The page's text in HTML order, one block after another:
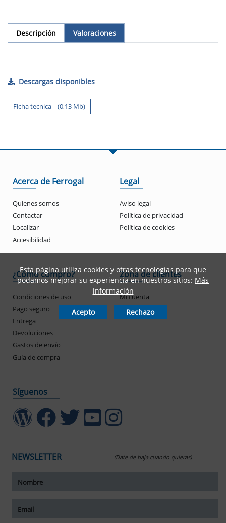
Descripción Valoraciones
Descargas disponibles
Ficha tecnica (0,13 Mb)
Acerca de Ferrogal
Quienes somos
Contactar
Localizar
Accesibilidad
Legal
Aviso legal
Política de privacidad
Política de cookies
¿Cómo compro?
Condiciones de uso
Pago seguro
Entrega
Devoluciones
Gastos de envío
Guía de compra
Zona de clientes
Mi cuenta
Mis pedidos
Síguenos
NEWSLETTER (Date de baja cuando quieras)
Esta página utiliza cookies y otras tecnologías para que
podamos mejorar su experiencia en nuestros sitios: Más
información
Acepto Rechazo
tamaño del texto
del texto